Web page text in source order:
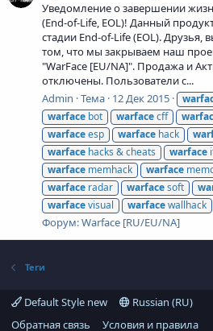
Уведомление о завершении
(End-of-Life, EOL)! Данный
стадии End-of-Life (EOL).
том, что мы закрываем наш
"WarFace [EU/NA]". Продажа и
отключены. Пользователи с...
Admin Тема 12 Дек 2015
warface bot warfacecff
warfaceesp warface hack
warface hacks & cheats warface
warface memhack warface
warface radar warfacesoft
warfacevisual warfacewallhack
Форум:Warface [RU/EU/NA]
Теги
Default Style new
Russian (RU)
Обратная связь
Условия и правила